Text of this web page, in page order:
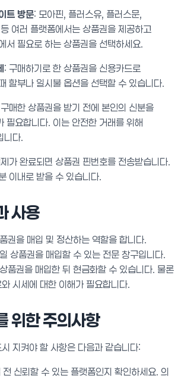
트 방문: 모아핀, 플러스유, 플러스문,
여러 플랫폼에서는 상품권을 제공하고
서 필요로 하는 상품권을 선택하세요.
: 구매하기로 한 상품권을 신용카드로
할부나 일시불 옵션을 선택할 수 있습니다.
매한 상품권을 받기 전에 본인의 신분을
필요합니다. 이는 안전한 거래를 위해
니다.
가 완료되면 상품권 핀번호를 전송받습니다.
이내로 받을 수 있습니다.
사용
권을 매입 및 정산하는 역할을 합니다.
상품권을 매입할 수 있는 전문 창구입니다.
품권을 매입한 뒤 현금화할 수 있습니다. 물론
시세에 대한 이해가 필요합니다.
위한 주의사항
지켜야 할 사항은 다음과 같습니다:
전 신뢰할 수 있는 플랫폼인지 확인하세요. 의